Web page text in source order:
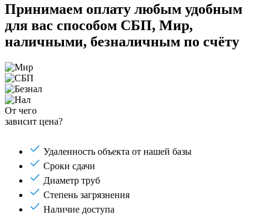
Принимаем оплату любым удобным
для вас способом СБП, Мир,
наличными, безналичным по счёту
От чего
зависит цена?
Удаленность объекта от нашей базы
Сроки сдачи
Диаметр труб
Степень загрязнения
Наличие доступа